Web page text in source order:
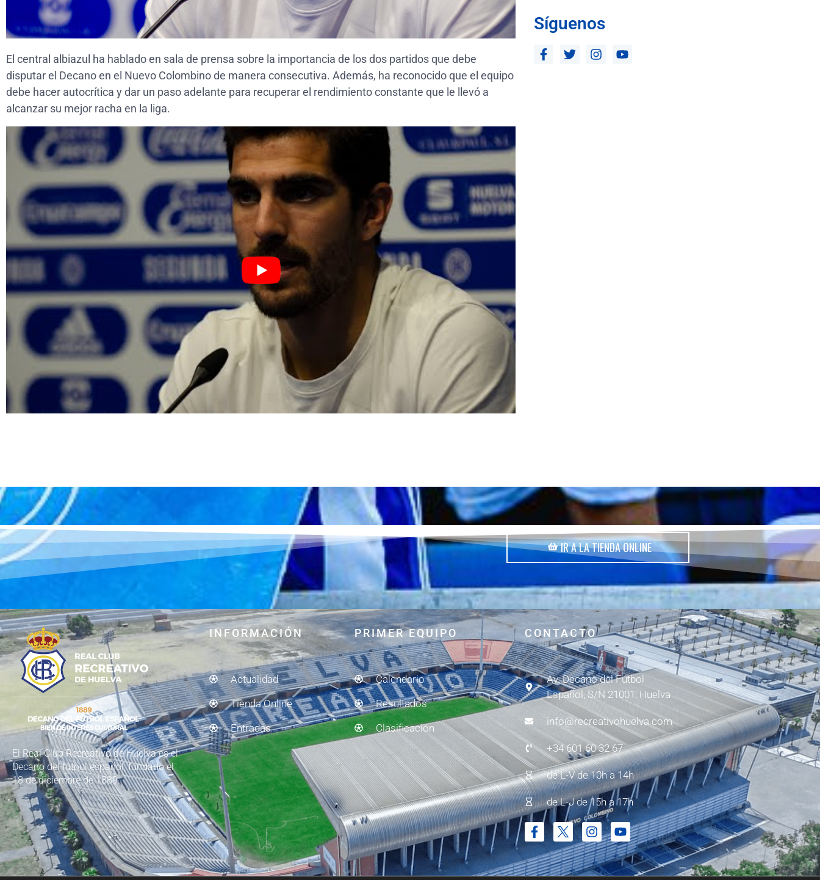
El central albiazul ha hablado en sala de prensa sobre la importancia de los dos partidos que debe
disputar el Decano en el Nuevo Colombino de manera consecutiva. Además, ha reconocido que el equipo
debe hacer autocrítica y dar un paso adelante para recuperar el rendimiento constante que le llevó a
alcanzar su mejor racha en la liga.
Síguenos
IR A LA TIENDA ONLINE
El Real Club Recreativo de Huelva es el
Decano del fútbol español, fundado el
18 de diciembre de 1889.
INFORMACIÓN
Actualidad
Tienda Online
Entradas
PRIMER EQUIPO
Calendario
Resultados
Clasificación
CONTACTO
Av. Decano del Fútbol
Español, S/N 21001, Huelva
info@recreativohuelva.com
+34 601 60 32 67
de L-V de 10h a 14h
de L-J de 15h a 17h